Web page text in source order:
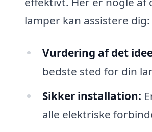
lamper kan assistere dig:
Vurdering af det
bedste sted for din
Sikker installation:
alle elektriske